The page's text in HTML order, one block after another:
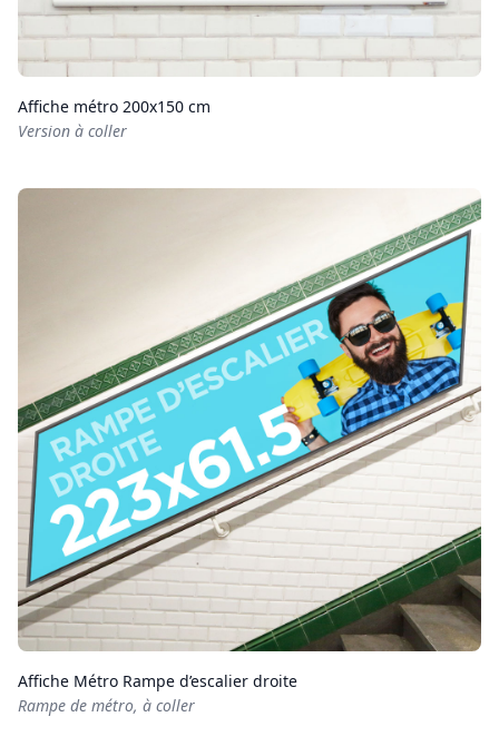
Affiche métro 200x150 cm
Version à coller
Affiche Métro Rampe d’escalier droite
Rampe de métro, à coller